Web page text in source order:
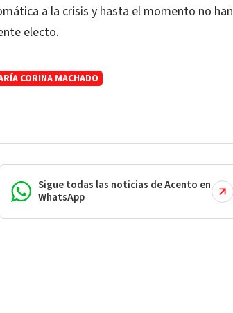
a la crisis y hasta el momento no han
electo.
CORINA MACHADO
Sigue todas las noticias de Acento en
WhatsApp